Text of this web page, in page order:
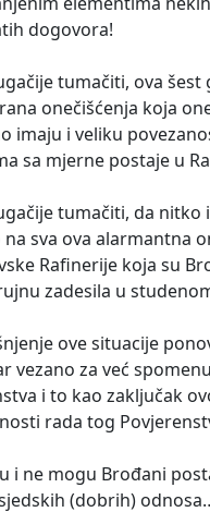
dogovora!
tumačiti, ova šest
onečišćenja koja
imaju i veliku
sa mjerne postaje u
tumačiti, da nitko
sva ova alarmantna
Rafinerije koja su
zadesila u
ove situacije
vezano za već
i to kao zaključak
rada tog
i ne mogu Brođani
(dobrih)